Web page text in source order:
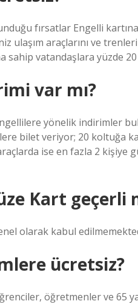
fırsatlar Engelli
ulaşım araçlarını ve
sahip vatandaşlara yüzde
var mı?
yönelik indirimler
bilet veriyor; 20 koltuğa
ise en fazla 2 kişiye
Kart geçerli
olarak kabul
ücretsiz?
öğretmenler ve 65